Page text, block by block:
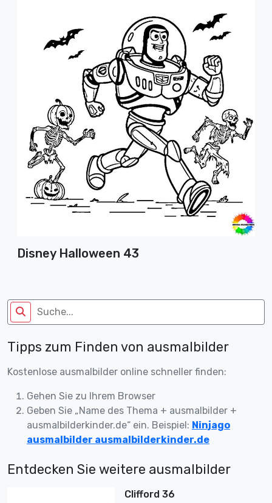
Disney Halloween 43
Tipps zum Finden von ausmalbilder
Kostenlose ausmalbilder online schneller finden:
Gehen Sie zu Ihrem Browser
Geben Sie „Name des Thema + ausmalbilder +
ausmalbilderkinder.de“ ein. Beispiel: Ninjago
ausmalbilder ausmalbilderkinder.de
Entdecken Sie weitere ausmalbilder
Clifford 36